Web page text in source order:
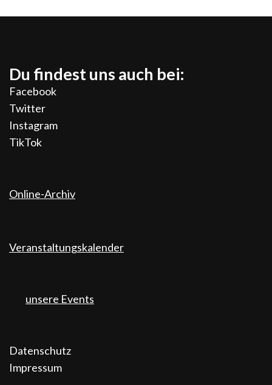
Du findest uns auch bei:
Facebook
Twitter
Instagram
TikTok
Online-Archiv
Veranstaltungskalender
unsere Events
Datenschutz
Impressum